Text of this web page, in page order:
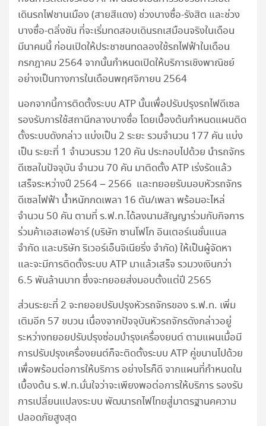
เดินรถไฟชานเมือง (สายสีแดง) ช่วงบางซื่อ-รังสิต และช่วง
บางซื่อ-ตลิ่งชัน ที่จะเริ่มทดสอบเดินรถเสมือนจริงในเดือน
มีนาคมนี้ ก่อนเปิดให้ประชาชนทดลองใช้รถไฟฟ้าในเดือน
กรกฎาคม 2564 จากนั้นกำหนดเปิดให้บริการเชิงพาณิชย์
อย่างเป็นทางการในเดือนพฤศจิกายน 2564
นอกจากนี้การติดตั้งระบบ ATP นั้นเพื่อปรับปรุงรถไฟดีเซล
รองรับการใช้สถานีกลางบางซื่อ โดยเบื้องต้นกำหนดแผนติด
ตั้งระบบดังกล่าว แบ่งเป็น 2 ระยะ รวมจำนวน 177 คัน แบ่ง
เป็น ระยะที่ 1 จำนวนรวม 120 คัน ประกอบไปด้วย นำรถจักร
ดีเซลในปัจจุบัน จำนวน 70 คัน มาติดตั้ง ATP เร่งรัดแล้ว
เสร็จระหว่างปี 2564 – 2566 และทยอยรับมอบหัวรถจักร
ดีเซลไฟฟ้า น้ำหนักกดเพลา 16 ตัน/เพลา พร้อมอะไหล่
จำนวน 50 คัน ตามที่ ร.ฟ.ท.ได้ลงนามสัญญาร่วมกับกิจการ
ร่วมค้าเอสเอฟอาร์ (บริษัท ซานโฟโก อินเตอร์เนชั่นแนล
จำกัด และบริษัท ริเวอร์เอ็นจิเนียริ่ง จำกัด) ให้เป็นผู้จัดหา
และจะมีการติดตั้งระบบ ATP มาแล้วเสร็จ รวมวงเงินกว่า
6.5 พันล้านบาท ซึ่งจะทยอยส่งมอบตั้งแต่ปี 2565
ส่วนระยะที่ 2 จะทยอยปรับปรุงหัวรถจักรของ ร.ฟ.ท. เพิ่ม
เติมอีก 57 ขบวน เนื่องจากปัจจุบันหัวรถจักรดังกล่าวอยู่
ระหว่างทยอยปรับปรุงซ่อมบำรุงเครื่องยนต์ ตามแผนเมื่อมี
การปรับปรุงเครื่องยนต์ก็จะติดตั้งระบบ ATP คู่ขนานไปด้วย
เพื่อพร้อมต่อการให้บริการ อย่างไรก็ดี จากแผนที่กำหนดใน
เบื้องต้น ร.ฟ.ท.มั่นใจว่าจะเพียงพอต่อการให้บริการ รองรับ
การเปลี่ยนแปลงระบบ พัฒนารถไฟไทยสู่มาตรฐานคความ
ปลอดภัยสูงสุด